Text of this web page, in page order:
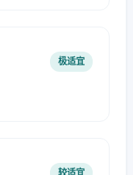
极适宜
较适宜